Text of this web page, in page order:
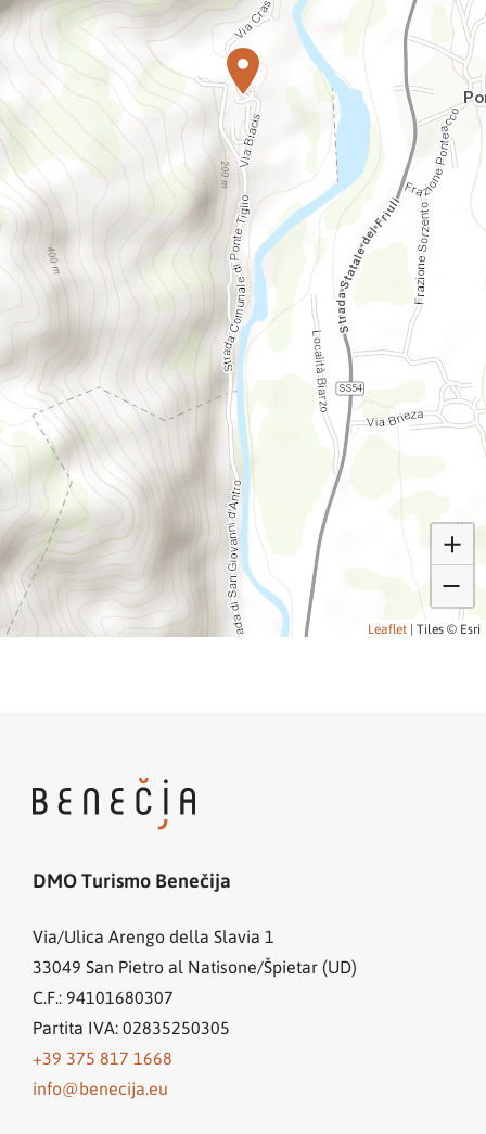
Leaflet | Tiles © Esri
DMO Turismo Benečija
Via/Ulica Arengo della Slavia 1
33049 San Pietro al Natisone/Špietar (UD)
C.F.: 94101680307
Partita IVA: 02835250305
+39 375 817 1668
info@benecija.eu